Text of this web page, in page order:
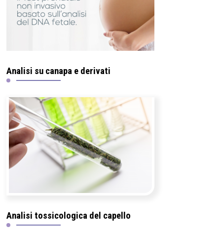
Analisi su canapa e derivati
Analisi tossicologica del capello